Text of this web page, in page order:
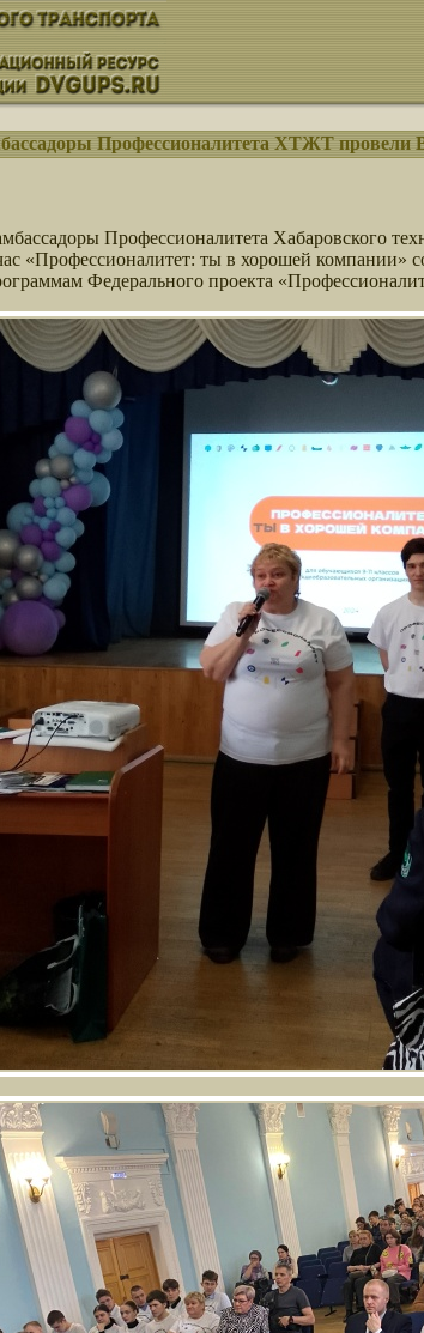
Профессионалитета ХТЖТ провели
Профессионалитета Хабаровского
«Профессионалитет: ты в хорошей компании»
Федерального проекта